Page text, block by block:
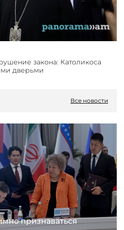
закона: Католикоса
дверьми
Все новости
признаваться